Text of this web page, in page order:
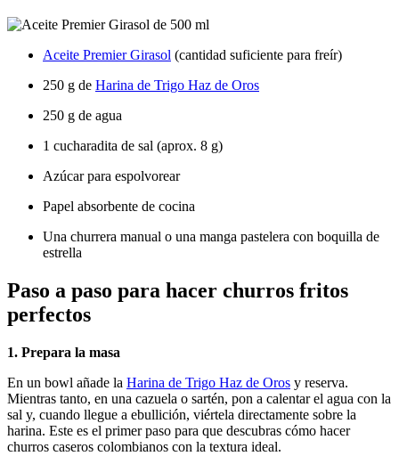
Aceite Premier Girasol (cantidad suficiente para freír)
250 g de Harina de Trigo Haz de Oros
250 g de agua
1 cucharadita de sal (aprox. 8 g)
Azúcar para espolvorear
Papel absorbente de cocina
Una churrera manual o una manga pastelera con boquilla de
estrella
Paso a paso para hacer churros fritos
perfectos
1. Prepara la masa
En un bowl añade la Harina de Trigo Haz de Oros y reserva.
Mientras tanto, en una cazuela o sartén, pon a calentar el agua con la
sal y, cuando llegue a ebullición, viértela directamente sobre la
harina. Este es el primer paso para que descubras cómo hacer
churros caseros colombianos con la textura ideal.